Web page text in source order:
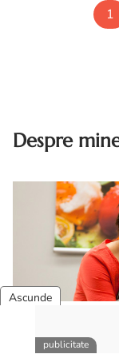
1
Despre